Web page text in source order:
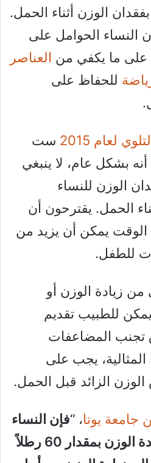
الوزن أثناء الحمل.
النساء الحوامل على
على ما يكفي من العناصر
للحفاظ على
لعام 2015
ست
بشكل عام، لا ينبغي
الوزن للنساء
الحمل. يقترحون أن
يمكن أن يزيد من
للطفل.
من زيادة الوزن أو
للطبيب تقديم
المضاعفات
المثالية، يجب على
الزائد قبل الحمل.
جامعة يوتا، “فإن النساء
اللواتي يعانين من زيادة الوزن بمقدار 60 رطلاً